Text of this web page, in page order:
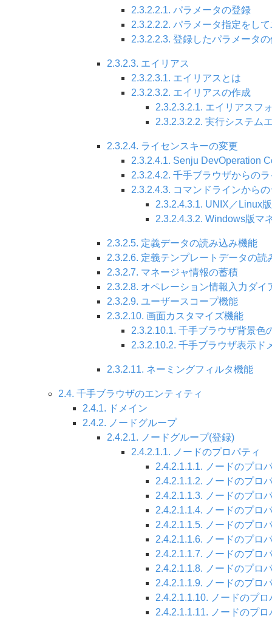
2.3.2.2.1. パラメータの登録
2.3.2.2.2. パラメータ指定をし
2.3.2.2.3. 登録したパラメータ
2.3.2.3. エイリアス
2.3.2.3.1. エイリアスとは
2.3.2.3.2. エイリアスの作成
2.3.2.3.2.1. エイリアスフ
2.3.2.3.2.2. 実行システム
2.3.2.4. ライセンスキーの変更
2.3.2.4.1. Senju DevOperation
2.3.2.4.2. 千手ブラウザからの
2.3.2.4.3. コマンドラインから
2.3.2.4.3.1. UNIX／Linux
2.3.2.4.3.2. Windows版マ
2.3.2.5. 定義データの読み込み機能
2.3.2.6. 定義テンプレートデータの読
2.3.2.7. マネージャ情報の蓄積
2.3.2.8. オペレーション情報入力ダイ
2.3.2.9. ユーザースコープ機能
2.3.2.10. 画面カスタマイズ機能
2.3.2.10.1. 千手ブラウザ背景色
2.3.2.10.2. 千手ブラウザ表示ド
2.3.2.11. ネーミングフィルタ機能
2.4. 千手ブラウザのエンティティ
2.4.1. ドメイン
2.4.2. ノードグループ
2.4.2.1. ノードグループ(登録)
2.4.2.1.1. ノードのプロパティ
2.4.2.1.1.1. ノードのプロ
2.4.2.1.1.2. ノードのプロ
2.4.2.1.1.3. ノードのプロ
2.4.2.1.1.4. ノードのプロ
2.4.2.1.1.5. ノードのプロ
2.4.2.1.1.6. ノードのプロ
2.4.2.1.1.7. ノードのプロ
2.4.2.1.1.8. ノードのプロ
2.4.2.1.1.9. ノードのプロ
2.4.2.1.1.10. ノードのプ
2.4.2.1.1.11. ノードのプ